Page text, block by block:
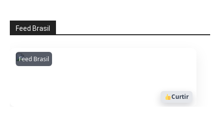
Feed Brasil
Feed BrasilAmazonianarede
1053
Curtir